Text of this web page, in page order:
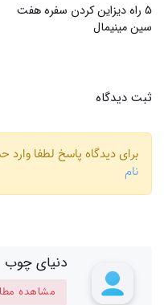
5 راه دیزاین کردن سفره هفت
سین مینیمال
ثبت دیدگاه
برای دیدگاه پاسخ لطفا
نام
دنیای چوب
مشاهده